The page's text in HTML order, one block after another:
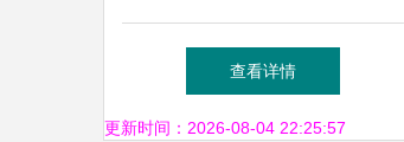
询企业咨询质量与计价行为专
项检查情况的通报
查看详情
更新时间：2026-08-04 22:25:57